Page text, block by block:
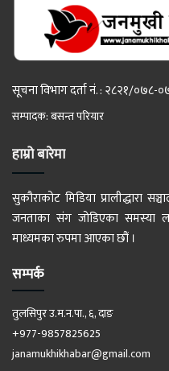
सूचना विभाग दर्ता नं. : २८२१/०७८-
सम्पादक: बसन्त परियार
हाम्रो बारेमा
सुकौराकोट मिडिया प्रालीद्धारा
जनताका संग जोडिएका समस्या
माध्यमका रुपमा आएका छौं ।
सम्पर्क
तुलसिपुर उ.म.न.पा., ६, दाङ
+977-9857825625
janamukhikhabar@gmail.com